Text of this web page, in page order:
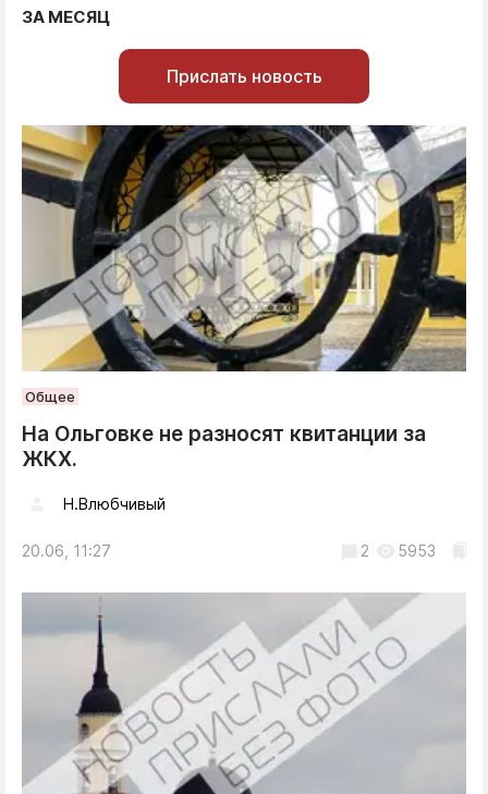
ЗА МЕСЯЦ
Прислать новость
Общее
На Ольговке не разносят квитанции за
ЖКХ.
Н.Влюбчивый
20.06, 11:27 2 5953